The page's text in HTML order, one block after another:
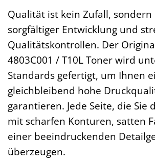
Qualität ist kein Zufall, sondern
sorgfältiger Entwicklung und
Qualitätskontrollen. Der
4803C001 / T10L Toner wird
Standards gefertigt, um Ihnen
gleichbleibend hohe
garantieren. Jede Seite, die Sie
mit scharfen Konturen, satten
einer beeindruckenden
überzeugen.